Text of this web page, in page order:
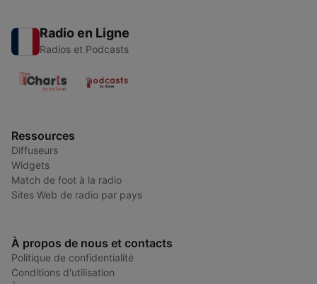
Radio en Ligne
Radios et Podcasts
Ressources
Diffuseurs
Widgets
Match de foot à la radio
Sites Web de radio par pays
À propos de nous et contacts
Politique de confidentialité
Conditions d'utilisation